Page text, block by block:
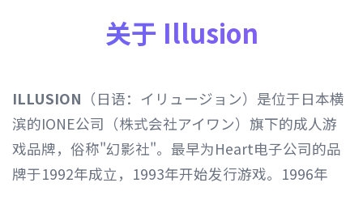
关于 Illusion
ILLUSION （日语：イリュージョン）是位于日本横
滨的IONE公司（株式会社アイワン）旗下的成人游
戏品牌，俗称"幻影社"。最早为Heart电子公司的品
牌于1992年成立，1993年开始发行游戏。1996年